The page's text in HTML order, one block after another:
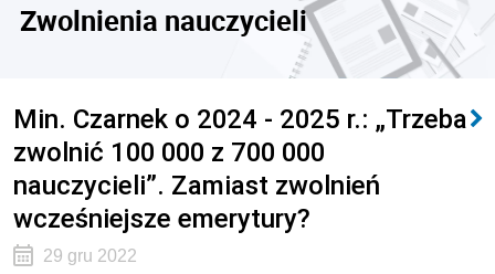
Zwolnienia nauczycieli
Min. Czarnek o 2024 - 2025 r.: „Trzeba
zwolnić 100 000 z 700 000
nauczycieli”. Zamiast zwolnień
wcześniejsze emerytury?
29 gru 2022